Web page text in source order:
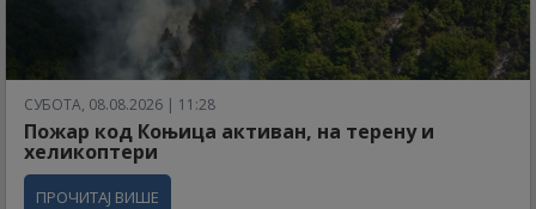
СУБОТА, 08.08.2026 | 11:28
Пожар код Коњица активан, на терену и
хеликоптери
ПРОЧИТАЈ ВИШЕ